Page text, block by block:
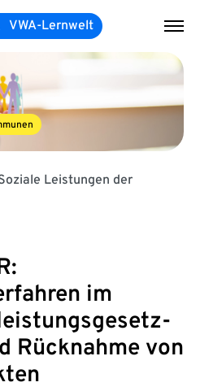
VWA-Lernwelt
Leistungen der
im
Rücknahme von